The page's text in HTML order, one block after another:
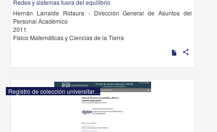
Redes y sistemas fuera del equilibrio
Hernán Larralde Ridaura - Dirección General de Asuntos del
Personal Académico
2011
Físico Matemáticas y Ciencias de la Tierra
share
Registro de colección universitaria